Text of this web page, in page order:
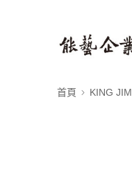
首頁 KING JIM